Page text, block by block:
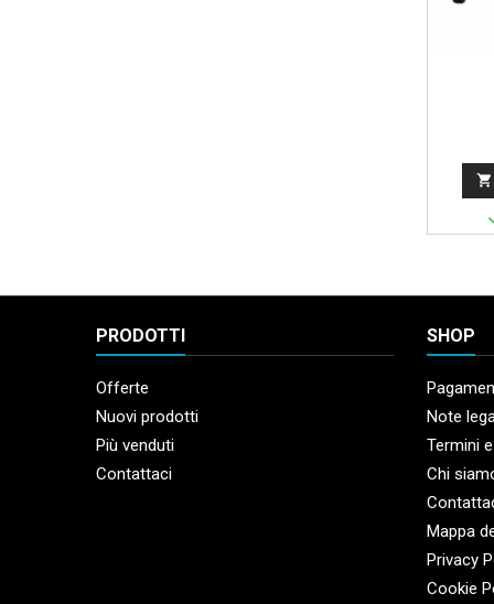

PRODOTTI
Offerte
Nuovi prodotti
Più venduti
Contattaci
SHOP
Note
Termini
Chi
Mappa
Privacy
Cookie